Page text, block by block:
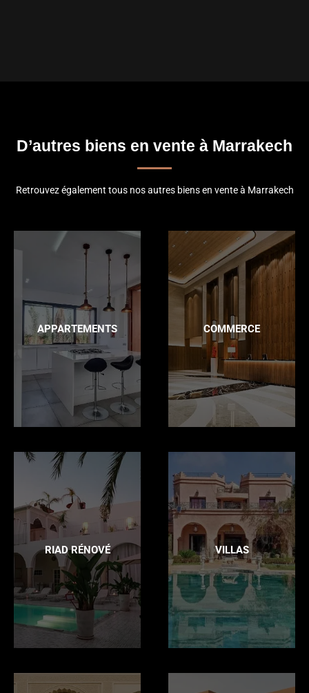
D’autres biens en vente à Marrakech
Retrouvez également tous nos autres biens en vente à Marrakech
APPARTEMENTS COMMERCE
RIAD RÉNOVÉ VILLAS